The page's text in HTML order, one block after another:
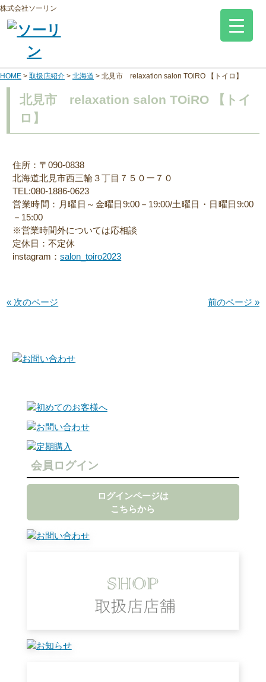
株式会社ソーリン
HOME > 取扱店紹介 > 北海道 > 北見市 relaxation salon TOiRO 【トイロ】
北見市 relaxation salon TOiRO 【トイ
ロ】
住所：〒090-0838
北海道北見市西三輪３丁目７５０ー７０
TEL:080-1886-0623
営業時間：月曜日～金曜日9:00－19:00/土曜日・日曜日9:00
－15:00
※営業時間外については応相談
定休日：不定休
instagram：salon_toiro2023
« 次のページ 前のページ »
会員ログイン
ログインページは
こちらから